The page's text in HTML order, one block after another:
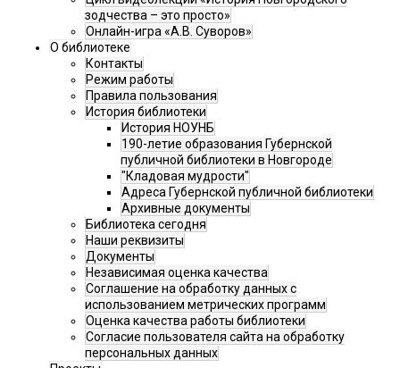
зодчества – это просто»
Онлайн-игра «А.В. Суворов»
О библиотеке
Контакты
Режим работы
Правила пользования
История библиотеки
История НОУНБ
190-летие образования Губернской
публичной библиотеки в Новгороде
"Кладовая мудрости"
Адреса Губернской публичной библиотеки
Архивные документы
Библиотека сегодня
Наши реквизиты
Документы
Независимая оценка качества
Соглашение на обработку данных с
использованием метрических программ
Оценка качества работы библиотеки
Согласие пользователя сайта на обработку
персональных данных